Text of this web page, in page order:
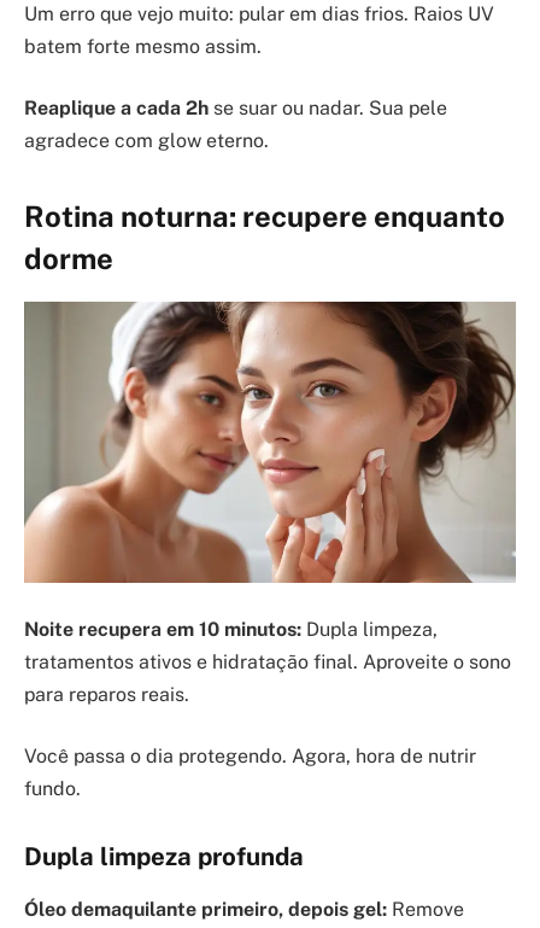
Um erro que vejo muito: pular em dias frios. Raios UV
batem forte mesmo assim.
Reaplique a cada 2h se suar ou nadar. Sua pele
agradece com glow eterno.
Rotina noturna: recupere enquanto
dorme
Noite recupera em 10 minutos: Dupla limpeza,
tratamentos ativos e hidratação final. Aproveite o sono
para reparos reais.
Você passa o dia protegendo. Agora, hora de nutrir
fundo.
Dupla limpeza profunda
Óleo demaquilante primeiro, depois gel: Remove